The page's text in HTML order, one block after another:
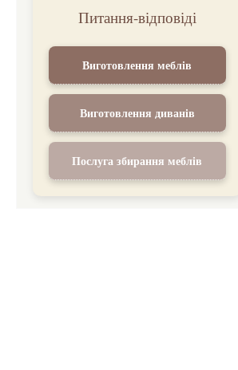
Питання-відповіді
Виготовлення меблів
Виготовлення диванів
Послуга збирання меблів